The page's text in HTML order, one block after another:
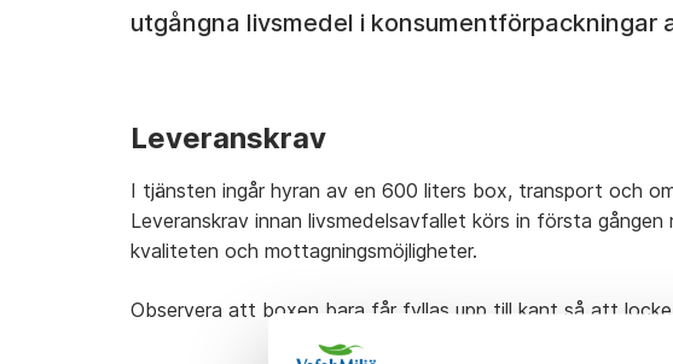
utgångna livsmedel i konsumentförpackningar
Leveranskrav
I tjänsten ingår hyran av en 600 liters box, transport och
Leveranskrav innan livsmedelsavfallet körs in första
kvaliteten och mottagningsmöjligheter.
Observera att boxen bara får fyllas upp till kant så att